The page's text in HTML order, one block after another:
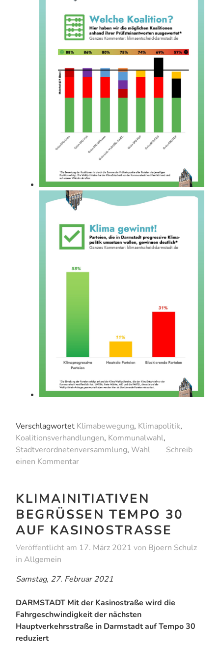
Verschlagwortet Klimabewegung, Klimapolitik,
Koalitionsverhandlungen, Kommunalwahl,
Stadtverordnetenversammlung, Wahl
Schreib
einen Kommentar
KLIMAINITIATIVEN
BEGRÜSSEN TEMPO 30 A
UF KASINOSTRASSE
Veröffentlicht am 17. März 2021 von Bjoern Schulz
in Allgemein
Samstag, 27. Februar 2021
DARMSTADT Mit der Kasinostraße wird die
Fahrgeschwindigkeit der nächsten
Hauptverkehrsstraße in Darmstadt auf Tempo 30
reduziert